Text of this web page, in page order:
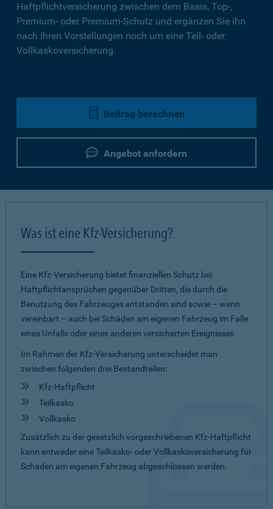
Haftpflichtversicherung zwischen dem Basis, Top-,
Premium- oder Premium-Schutz und ergänzen Sie ihn
nach Ihren Vorstellungen noch um eine Teil- oder
Vollkaskoversicherung.
Beitrag berechnen
Angebot anfordern
Was ist eine Kfz-Versicherung?
Eine Kfz-Versicherung bietet finanziellen Schutz bei
Haftpflichtansprüchen gegenüber Dritten, die durch die
Benutzung des Fahrzeuges entstanden sind sowie – wenn
vereinbart – auch bei Schäden am eigenen Fahrzeug im Falle
eines Unfalls oder eines anderen versicherten Ereignisses.
Im Rahmen der Kfz-Versicherung unterscheidet man
zwischen folgenden drei Bestandteilen:
Kfz-Haftpflicht
Teilkasko
Vollkasko
Zusätzlich zu der gesetzlich vorgeschriebenen Kfz-Haftpflicht
kann entweder eine Teilkasko- oder Vollkaskoversicherung für
Schäden am eigenen Fahrzeug abgeschlossen werden.